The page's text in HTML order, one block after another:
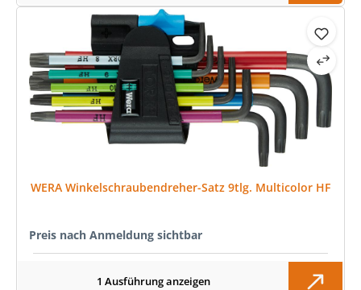
WERA Winkelschraubendreher-Satz 9tlg. Multicolor HF
Preis nach Anmeldung sichtbar
1 Ausführung anzeigen